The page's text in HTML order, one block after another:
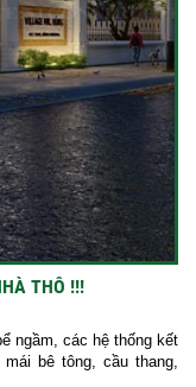
THÔ !!!
ngầm, các hệ thống kết
bê tông, cầu thang,